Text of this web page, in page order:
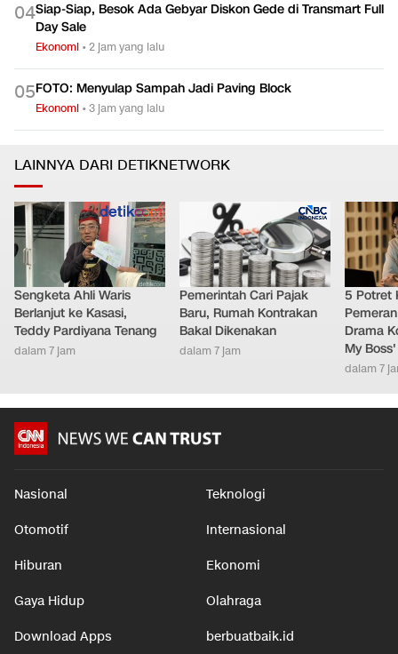
04Siap-Siap, Besok Ada Gebyar Diskon Gede di Transmart Full
Day Sale
Ekonomi •2 jam yang lalu
05FOTO: Menyulap Sampah Jadi Paving Block
Ekonomi •3 jam yang lalu
LAINNYA DARI DETIKNETWORK
Sengketa Ahli Waris
Berlanjut ke Kasasi,
Teddy Pardiyana Tenang
dalam 7 jam
Pemerintah Cari Pajak
Baru, Rumah Kontrakan
Bakal Dikenakan
dalam 7 jam
5 Potret
Drama
My Boss'
dalam 7
Nasional Teknologi
Otomotif Internasional
Hiburan Ekonomi
Gaya Hidup Olahraga
Download Apps berbuatbaik.id